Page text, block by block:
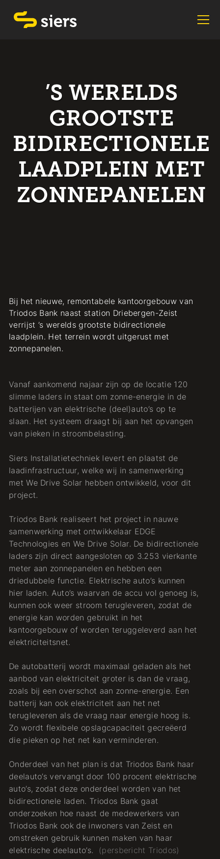
’S WERELDS
GROOTSTE
BIDIRECTIONELE
LAADPLEIN MET
ZONNEPANELEN
Bij het nieuwe, remontabele kantoorgebouw van
Triodos Bank naast station Driebergen-Zeist
verrijst ’s werelds grootste bidirectionele
laadplein. Het terrein wordt uitgerust met
zonnepanelen.
Vanaf aankomend najaar zijn op de locatie 120
slimme laders in staat om zonne-energie in de
batterijen van elektrische (deel)auto’s op te
slaan. Het systeem draagt bij aan het opvangen
van pieken in stroombelasting.
Siers Installatietechniek levert en plaatst de
laadinfrastructuur, welke wij in samenwerking
met We Drive Solar hebben ontwikkeld, voor dit
project.
Triodos Bank realiseert het project in nauwe
samenwerking met ontwikkelaar EDGE
Technologies en We Drive Solar. De bidirectionele
laders zijn direct aangesloten op 3.253 vierkante
meter aan zonnepanelen en hebben een
driedubbele functie. Elektrische auto’s kunnen
hier laden. Auto’s waarvan de accu vol genoeg is,
kunnen ook weer stroom terugleveren, zodat de
energie kan worden gebruikt in het
kantoorgebouw of worden teruggeleverd aan het
elektriciteitsnet.
De autobatterij wordt maximaal geladen als het
aanbod van elektriciteit groter is dan de vraag,
zoals bij een overschot aan zonne-energie. Een
batterij kan ook elektriciteit aan het net
terugleveren als de vraag naar energie hoog is.
Zo wordt flexibele opslagcapaciteit gecreëerd
die pieken op het net kan verminderen.
Onderdeel van het plan is dat Triodos Bank haar
deelauto’s vervangt door 100 procent elektrische
auto’s, zodat deze onderdeel worden van het
bidirectionele laden. Triodos Bank gaat
onderzoeken hoe naast de medewerkers van
Triodos Bank ook de inwoners van Zeist en
omstreken gebruik kunnen maken van haar
elektrische deelauto’s.
(persbericht Triodos)